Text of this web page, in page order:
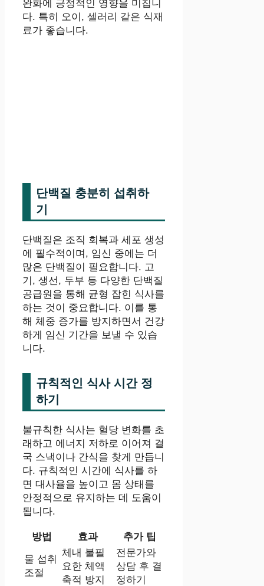
완화에 긍정적인 영향을 미칩니
다. 특히 오이, 셀러리 같은 식재
료가 좋습니다.
단백질 충분히 섭취하
기
단백질은 조직 회복과 세포 생성
에 필수적이며, 임신 중에는 더
많은 단백질이 필요합니다. 고
기, 생선, 두부 등 다양한 단백질
공급원을 통해 균형 잡힌 식사를
하는 것이 중요합니다. 이를 통
해 체중 증가를 방지하면서 건강
하게 임신 기간을 보낼 수 있습
니다.
규칙적인 식사 시간 정
하기
불규칙한 식사는 혈당 변화를 초
래하고 에너지 저하로 이어져 결
국 스낵이나 간식을 찾게 만듭니
다. 규칙적인 시간에 식사를 하
면 대사율을 높이고 몸 상태를
안정적으로 유지하는 데 도움이
됩니다.
방법 효과
추가 팁
물 섭취
조절
체내 불필
요한 체액
축적 방지
전문가와
상담 후 결
정하기